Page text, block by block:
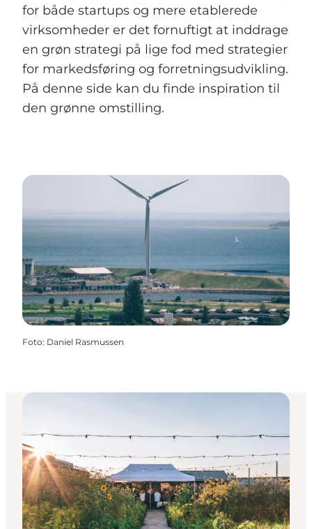
for både startups og mere etablerede
virksomheder er det fornuftigt at inddrage
en grøn strategi på lige fod med strategier
for markedsføring og forretningsudvikling.
På denne side kan du finde inspiration til
den grønne omstilling.
Foto: Daniel Rasmussen